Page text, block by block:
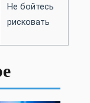
Не бойтесь
рисковать